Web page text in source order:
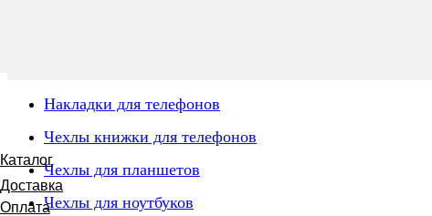
Каталог
Доставка
Оплата
Накладки для телефонов
Чехлы книжки для телефонов
Чехлы для планшетов
Чехлы для ноутбуков